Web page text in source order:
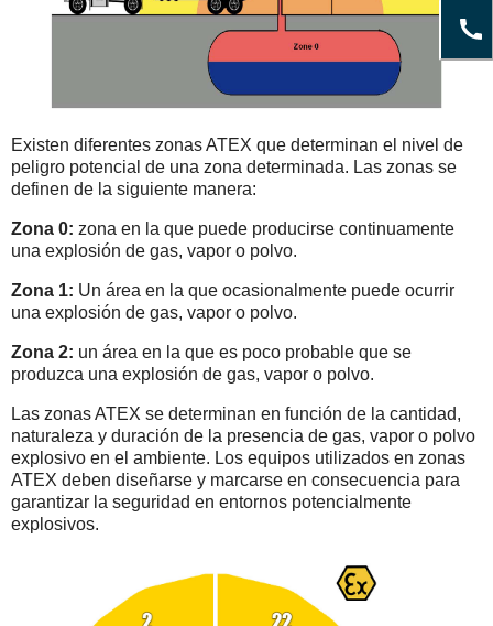
Existen diferentes zonas ATEX que determinan el nivel de
peligro potencial de una zona determinada. Las zonas se
definen de la siguiente manera:
Zona 0: zona en la que puede producirse continuamente
una explosión de gas, vapor o polvo.
Zona 1: Un área en la que ocasionalmente puede ocurrir
una explosión de gas, vapor o polvo.
Zona 2: un área en la que es poco probable que se
produzca una explosión de gas, vapor o polvo.
Las zonas ATEX se determinan en función de la cantidad,
naturaleza y duración de la presencia de gas, vapor o polvo
explosivo en el ambiente. Los equipos utilizados en zonas
ATEX deben diseñarse y marcarse en consecuencia para
garantizar la seguridad en entornos potencialmente
explosivos.